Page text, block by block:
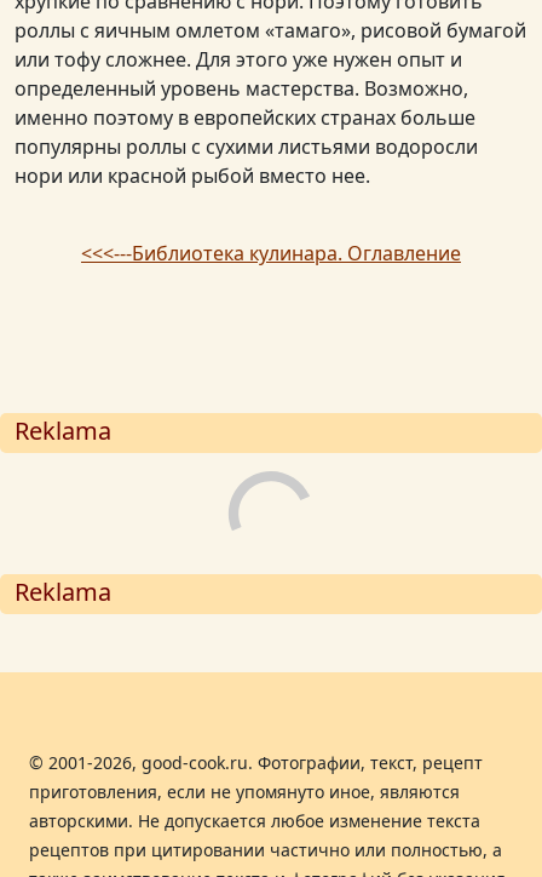
роллы с яичным омлетом «тамаго», рисовой бумагой
или тофу сложнее. Для этого уже нужен опыт и
определенный уровень мастерства. Возможно,
именно поэтому в европейских странах больше
популярны роллы с сухими листьями водоросли
нори или красной рыбой вместо нее.
<<<---Библиотека кулинара. Оглавление
Reklama
Reklama
© 2001-2026, good-cook.ru. Фотографии, текст, рецепт
приготовления, если не упомянуто иное, являются
авторскими. Не допускается любое изменение текста
рецептов при цитировании частично или полностью, а